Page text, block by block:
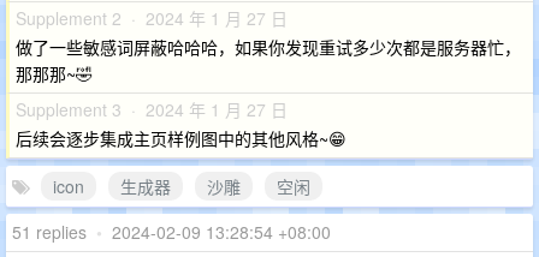
Supplement 2 · 2024 年 1 月 27 日
做了一些敏感词屏蔽哈哈哈，如果你发现重试多少次都是服务器忙，
那那那~🤣
Supplement 3 · 2024 年 1 月 27 日
后续会逐步集成主页样例图中的其他风格~😁
icon
生成器 沙雕
空闲
51 replies • 2024-02-09 13:28:54 +08:00